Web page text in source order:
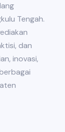
Tengah.
dan
inovasi,